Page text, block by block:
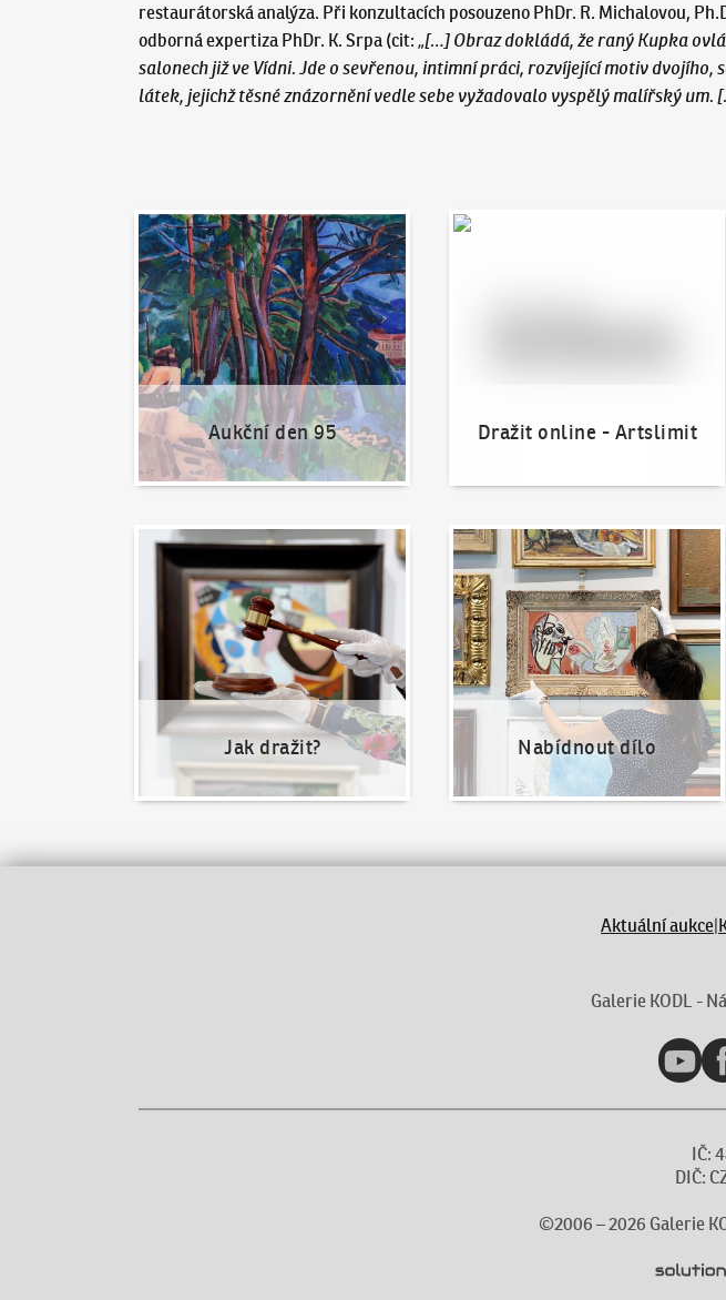
restaurátorská analýza. Při konzultacích posouzeno PhDr. R. Michalovou,
odborná expertiza PhDr. K. Srpa (cit:„[…] Obraz dokládá, že raný Kupka
salonech již ve Vídni. Jde o sevřenou, intimní práci, rozvíjející motiv
látek, jejichž těsné znázornění vedle sebe vyžadovalo vyspělý malířský um.
Aukční den 95
Aukční den 95
Dražit online - Artslimit
Dražit online - Artslimit
Jak dražit?
Jak dražit?
Nabídnout dílo
Nabídnout dílo
Aktuální aukce|
Galerie KODL -
IČ:
DIČ:
©2006 –2026 Galerie